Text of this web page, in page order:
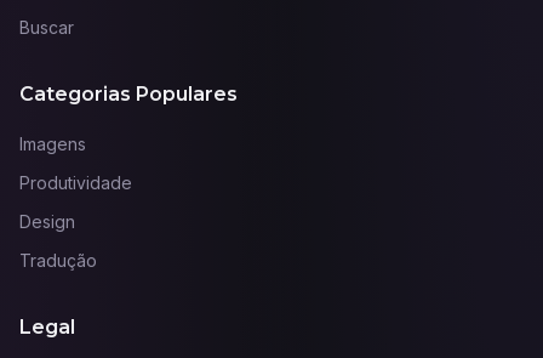
Buscar
Categorias Populares
Imagens
Produtividade
Design
Tradução
Legal